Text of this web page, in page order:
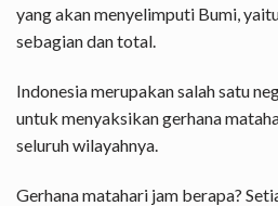
yang akan menyelimputi Bumi,
sebagian dan total.
Indonesia merupakan salah satu
untuk menyaksikan gerhana
seluruh wilayahnya.
Gerhana matahari jam berapa?